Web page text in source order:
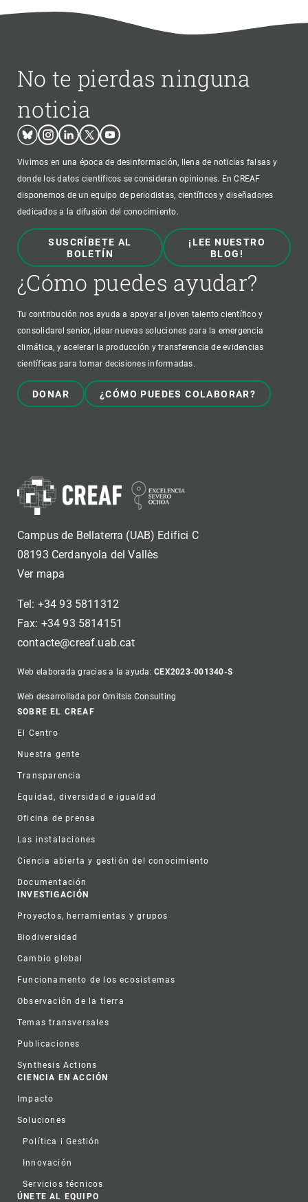
No te pierdas ninguna
noticia
BlueskyInstagram
LinkedinTwitterYoutube
Vivimos en una época de desinformación, llena de noticias falsas y
donde los datos científicos se consideran opiniones. En CREAF
disponemos de un equipo de periodistas, científicos y diseñadores
dedicados a la difusión del conocimiento.
SUSCRÍBETE AL
BOLETÍN
¡LEE NUESTRO
BLOG!
¿Cómo puedes ayudar?
Tu contribución nos ayuda a apoyar al joven talento científico y
consolidarel senior, idear nuevas soluciones para la emergencia
climática, y acelerar la producción y transferencia de evidencias
científicas para tomar decisiones informadas.
DONAR ¿CÓMO PUEDES COLABORAR?
Campus de Bellaterra (UAB) Edifici C
08193 Cerdanyola del Vallès
Ver mapa
Tel: +34 93 5811312
Fax: +34 93 5814151
contacte@creaf.uab.cat
Web elaborada gracias a la ayuda:CEX2023-001340-S
Web desarrollada por Omitsis Consulting
Footer
SOBRE EL CREAF
El Centro
Nuestra gente
Transparencia
Equidad, diversidad e igualdad
Oficina de prensa
Las instalaciones
Ciencia abierta y gestión del conocimiento
Documentación
INVESTIGACIÓN
Proyectos, herramientas y grupos
Biodiversidad
Cambio global
Funcionamento de los ecosistemas
Observación de la tierra
Temas transversales
Publicaciones
Synthesis Actions
CIENCIA EN ACCIÓN
Impacto
Soluciones
Política i Gestión
Innovación
Servicios técnicos
ÚNETE AL EQUIPO